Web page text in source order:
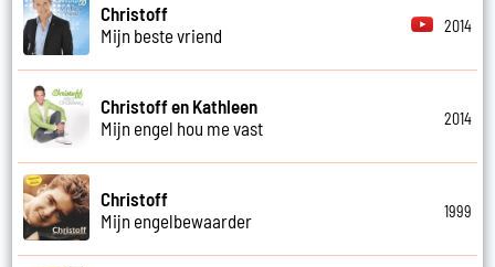
Christoff
Mijn beste vriend
2014
Christoff en Kathleen
Mijn engel hou me vast
2014
Christoff
Mijn engelbewaarder
1999